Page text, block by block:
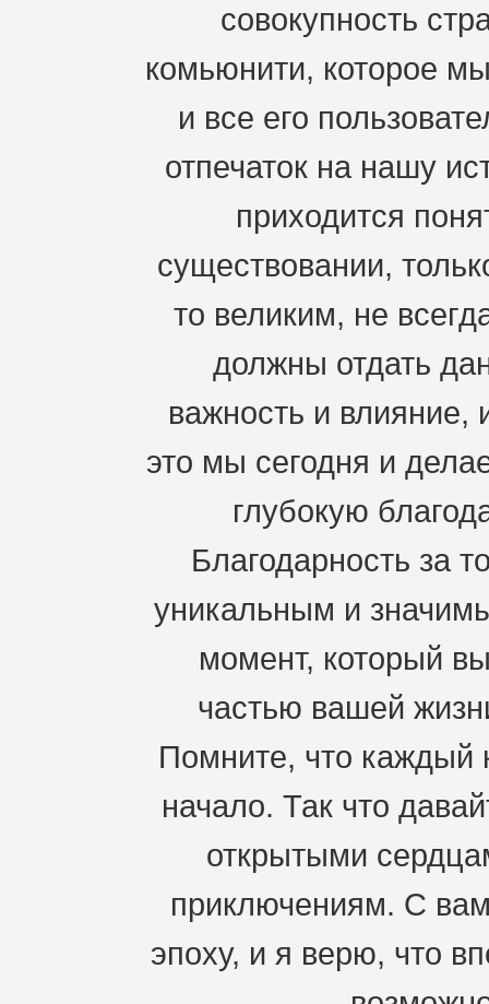
совокупность
комьюнити, которое
и все его
отпечаток на нашу
приходится
существовании,
то великим, не
должны отдать
важность и влияние,
это мы сегодня и
глубокую
Благодарность за
уникальным и
момент, который
частью вашей
Помните, что каждый
начало. Так что
открытыми
приключениям. С
эпоху, и я верю, что